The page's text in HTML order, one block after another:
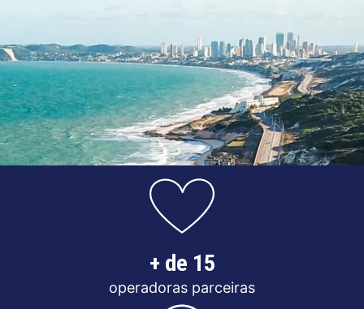
+ de 15
operadoras parceiras